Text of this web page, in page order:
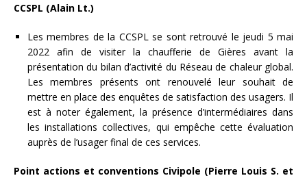
CCSPL (Alain Lt.)
Les membres de la CCSPL se sont retrouvé le jeudi 5 mai
2022 afin de visiter la chaufferie de Gières avant la
présentation du bilan d’activité du Réseau de chaleur global.
Les membres présents ont renouvelé leur souhait de
mettre en place des enquêtes de satisfaction des usagers. Il
est à noter également, la présence d’intermédiaires dans
les installations collectives, qui empêche cette évaluation
auprès de l’usager final de ces services.
Point actions et conventions Civipole (Pierre Louis S. et